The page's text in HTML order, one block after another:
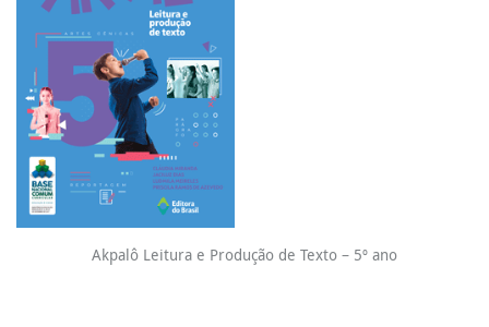
Akpalô Leitura e Produção de Texto – 5º ano